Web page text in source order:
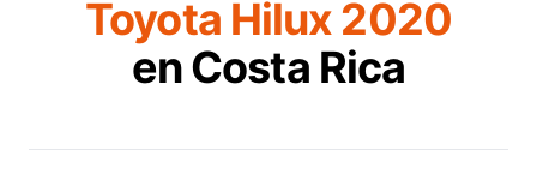
Toyota Hilux 2020
en Costa Rica